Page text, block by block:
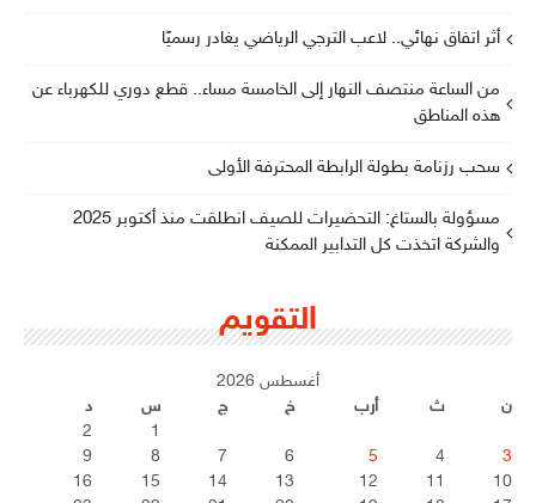
أثر اتفاق نهائي.. لاعب الترجي الرياضي يغادر رسميًا
من الساعة منتصف النهار إلى الخامسة مساء.. قطع دوري للكهرباء عن
هذه المناطق
سحب رزنامة بطولة الرابطة المحترفة الأولى
مسؤولة بالستاغ: التحضيرات للصيف انطلقت منذ أكتوبر 2025
والشركة اتخذت كل التدابير الممكنة
التقويم
أغسطس 2026
ن
ث أرب خ ج س
د
1
2
3
4
5
6
7
8
9
10
11
12
13
14
15
16